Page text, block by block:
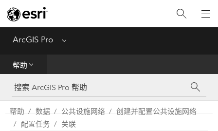
ArcGIS Pro Menu
帮助
工具参考
Python
SDK
帮助 数据 公共设施网络
创建并配置公共设施网络
配置任务
关联